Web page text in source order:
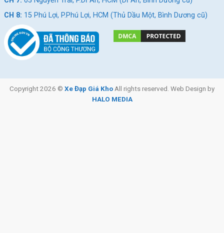
CH 8: 15 Phú Lợi, P.Phú Lợi, HCM (Thủ Dầu Một, Bình Dương cũ)
Copyright 2026 © Xe Đạp Giá Kho All rights reserved. Web Design by
HALO MEDIA